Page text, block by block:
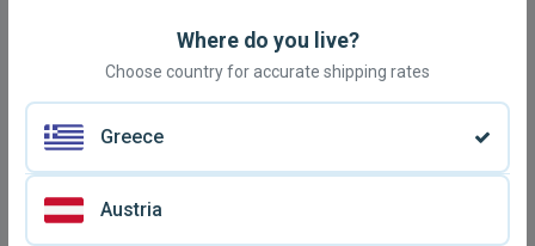
παραδοσιακό
40 μεταχειρισμένες, pop
€ 10
Where do you live?
Choose country for accurate shipping rates
Greece
Austria